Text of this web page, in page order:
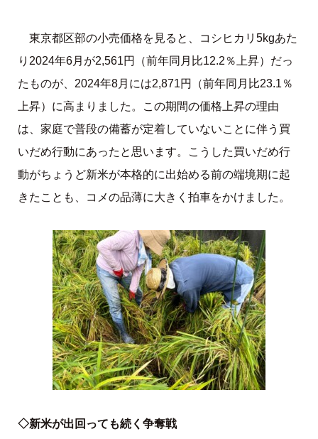
東京都区部の小売価格を見ると、コシヒカリ5kgあた
り2024年6月が2,561円（前年同月比12.2％上昇）だっ
たものが、2024年8月には2,871円（前年同月比23.1％
上昇）に高まりました。この期間の価格上昇の理由
は、家庭で普段の備蓄が定着していないことに伴う買
いだめ行動にあったと思います。こうした買いだめ行
動がちょうど新米が本格的に出始める前の端境期に起
きたことも、コメの品薄に大きく拍車をかけました。
◇新米が出回っても続く争奪戦